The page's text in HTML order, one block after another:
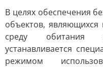
В целях обеспечения
объектов, являющихся
среду обитания
устанавливается
режимом